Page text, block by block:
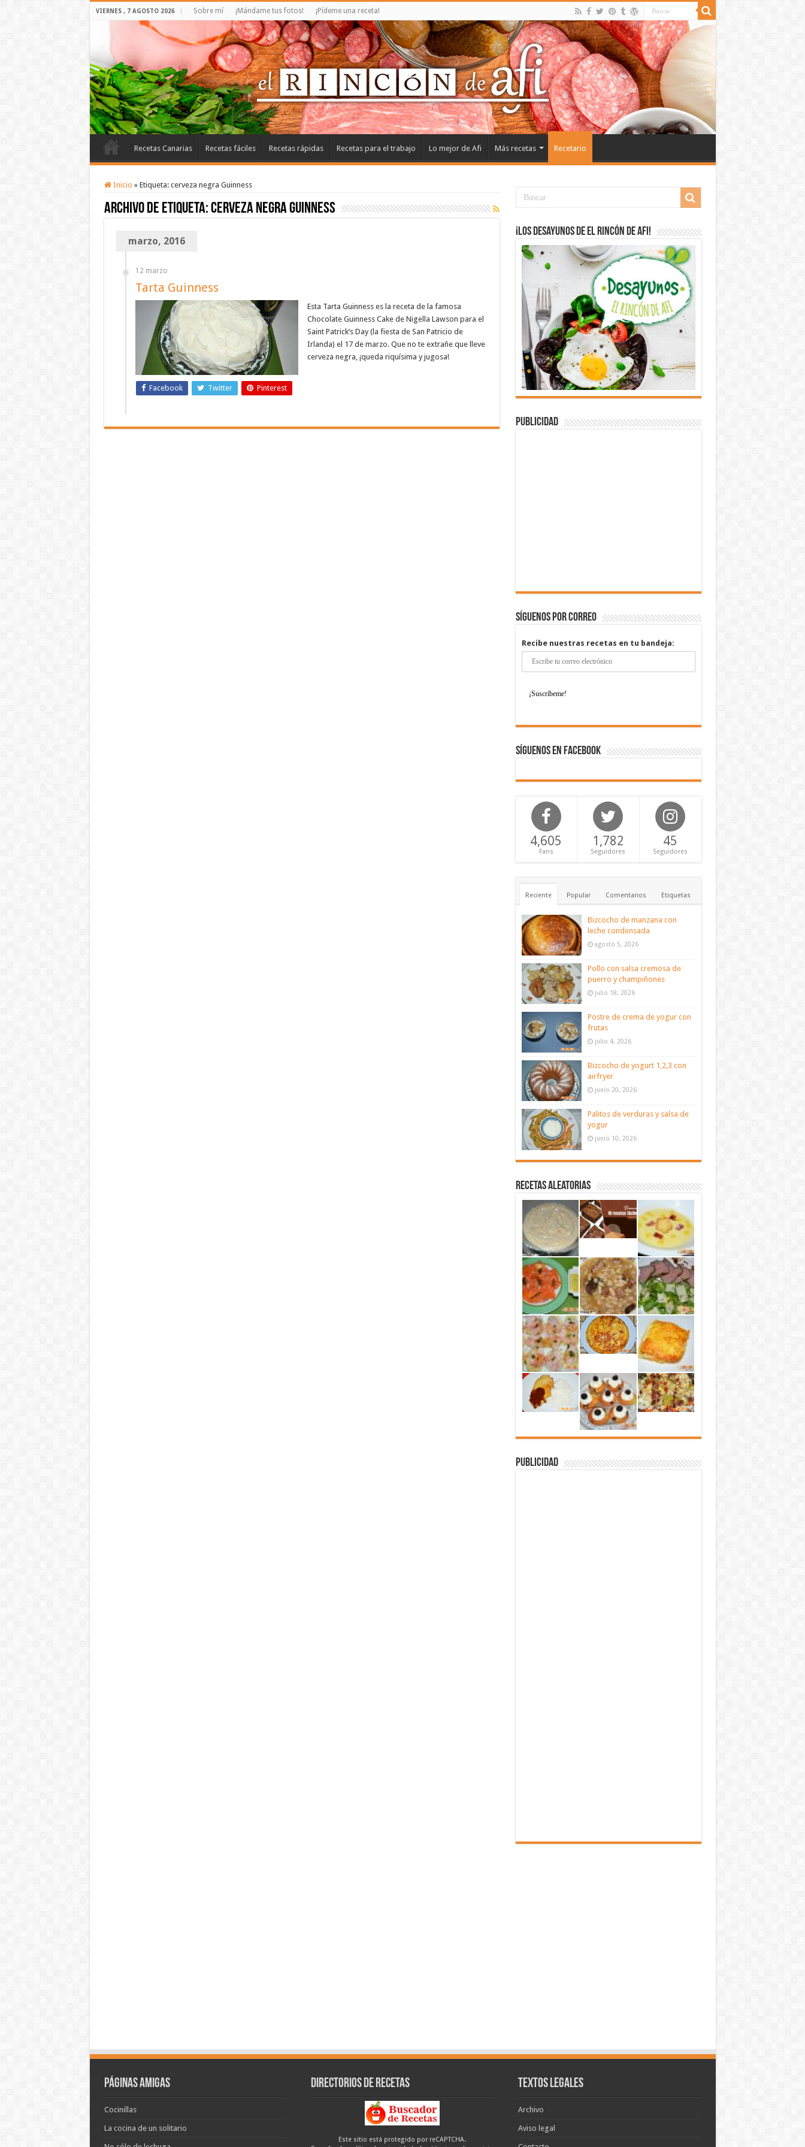
VIERNES , 7 AGOSTO 2026 Sobre mí ¡Mándame tus fotos! ¡Pídeme una receta!
Recetas Canarias Recetas fáciles Recetas rápidas Recetas para el trabajo Lo mejor de Afi Más recetas Recetario
Inicio » Etiqueta: cerveza negra Guinness
Archivo de etiqueta:cerveza negra Guinness
marzo, 2016
12 marzo
Tarta Guinness
Esta Tarta Guinness es la receta de la famosa
Chocolate Guinness Cake de Nigella Lawson para el
Saint Patrick’s Day (la fiesta de San Patricio de
Irlanda) el 17 de marzo. Que no te extrañe que lleve
cerveza negra, ¡queda riquísima y jugosa!
Facebook Twitter Pinterest
¡Los desayunos de El Rincón de Afi!
Publicidad
Síguenos por correo
Recibe nuestras recetas en tu bandeja:
Síguenos en Facebook
4,605
Fans
1,782
Seguidores
45
Seguidores
Reciente Popular Comentarios Etiquetas
Bizcocho de manzana con
leche condensada
agosto 5, 2026
Pollo con salsa cremosa de
puerro y champiñones
julio 18, 2026
Postre de crema de yogur con
frutas
julio 4, 2026
Bizcocho de yogurt 1,2,3 con
airfryer
junio 20, 2026
Palitos de verduras y salsa de
yogur
junio 10, 2026
Recetas aleatorias
Publicidad
Páginas amigas
Cocinillas
La cocina de un solitario
Directorios de recetas
Este sitio está protegido por reCAPTCHA.
Textos legales
Archivo
Aviso legal